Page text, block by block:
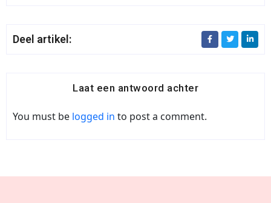
Deel artikel:
Laat een antwoord achter
You must be logged in to post a comment.